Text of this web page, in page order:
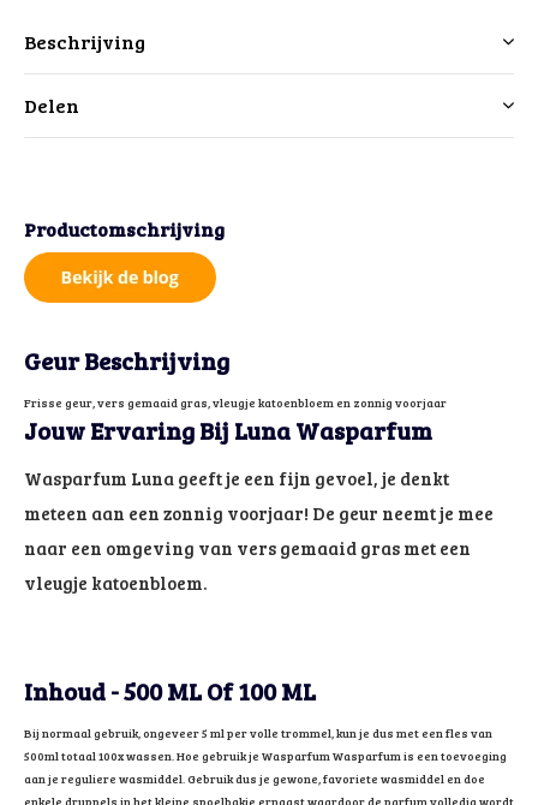
Beschrijving
Delen
Productomschrijving
Geur Beschrijving
Frisse geur, vers gemaaid gras, vleugje katoenbloem en zonnig voorjaar
Jouw Ervaring Bij Luna Wasparfum
Wasparfum Luna geeft je een fijn gevoel, je denkt
meteen aan een zonnig voorjaar! De geur neemt je mee
naar een omgeving van vers gemaaid gras met een
vleugje katoenbloem.
Inhoud - 500 ML Of 100 ML
Bij normaal gebruik, ongeveer 5 ml per volle trommel, kun je dus met een fles van
500ml totaal 100x wassen. Hoe gebruik je Wasparfum Wasparfum is een toevoeging
aan je reguliere wasmiddel. Gebruik dus je gewone, favoriete wasmiddel en doe
enkele druppels in het kleine spoelbakje ernaast waardoor de parfum volledig wordt